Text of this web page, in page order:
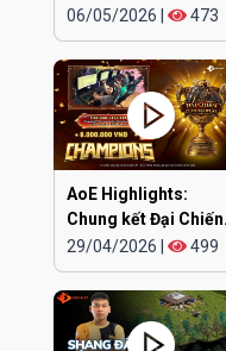
khiếp
06/05/2026 473
AoE Highlights:
Chung kết Đại Chiến
Clan EGOPLAY
29/04/2026 499